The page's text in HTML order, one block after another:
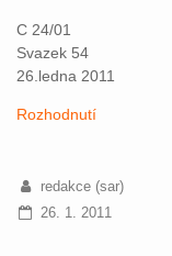
C 24/01
Svazek 54
26.ledna 2011
Rozhodnutí
redakce (sar)
26. 1. 2011